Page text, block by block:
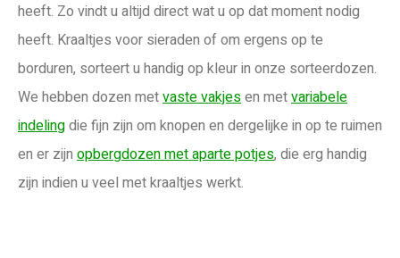
heeft. Zo vindt u altijd direct wat u op dat moment nodig
heeft. Kraaltjes voor sieraden of om ergens op te
borduren, sorteert u handig op kleur in onze sorteerdozen.
We hebben dozen metvaste vakjesen metvariabele
indelingdie fijn zijn om knopen en dergelijke in op te ruimen
en er zijn opbergdozen met aparte potjes, die erg handig
zijn indien u veel met kraaltjes werkt.